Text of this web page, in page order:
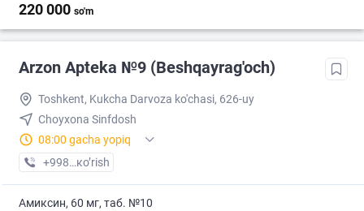
220 000 so'm
Arzon Apteka №9 (Beshqayrag'och)
Toshkent, Kukcha Darvoza ko'chasi, 626-uy
Choyxona Sinfdosh
08:00 gacha yopiq
+998 (99) XXX-XX-XX
кo’rish
Амиксин, 60 мг, таб. №10